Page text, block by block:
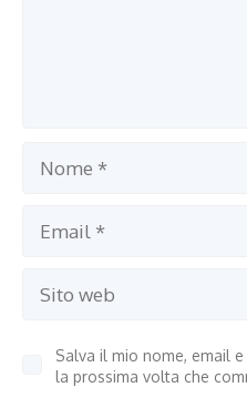
Salva il mio nome, email
la prossima volta che